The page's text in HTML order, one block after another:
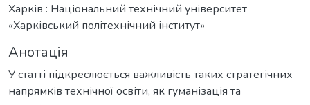
Харків : Національний технічний університет
«Харківський політехнічний інститут»
Анотація
У статті підкреслюється важливість таких стратегічних
напрямків технічної освіти, як гуманізація та